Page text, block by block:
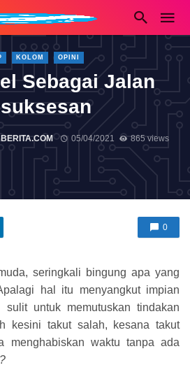
KOLOM OPINI
Sebagai Jalan
05/04/2021 865 views
0
seringkali bingung apa yang
hal itu menyangkut impian
sulit untuk memutuskan tindakan
kesini takut salah, kesana takut
menghabiskan waktu tanpa ada